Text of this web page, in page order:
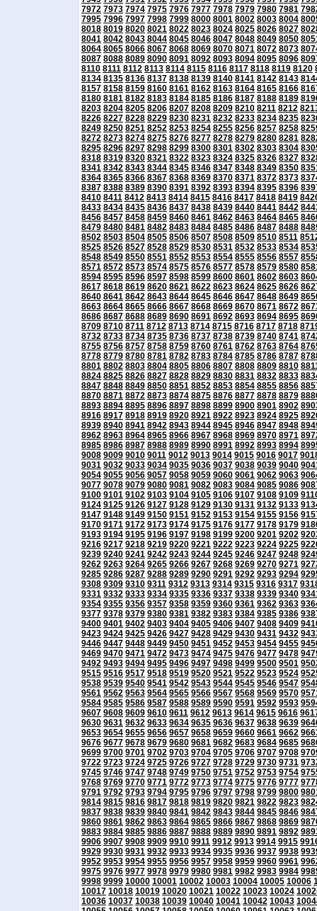
7972 7973 7974 7975 7976 7977 7978 7979 7980 7981
7995 7996 7997 7998 7999 8000 8001 8002 8003 8004
8018 8019 8020 8021 8022 8023 8024 8025 8026 8027
8041 8042 8043 8044 8045 8046 8047 8048 8049 8050
8064 8065 8066 8067 8068 8069 8070 8071 8072 8073
8087 8088 8089 8090 8091 8092 8093 8094 8095 8096
8110 8111 8112 8113 8114 8115 8116 8117 8118 8119 8120
8134 8135 8136 8137 8138 8139 8140 8141 8142 8143
8157 8158 8159 8160 8161 8162 8163 8164 8165 8166
8180 8181 8182 8183 8184 8185 8186 8187 8188 8189
8203 8204 8205 8206 8207 8208 8209 8210 8211 8212
8226 8227 8228 8229 8230 8231 8232 8233 8234 8235
8249 8250 8251 8252 8253 8254 8255 8256 8257 8258
8272 8273 8274 8275 8276 8277 8278 8279 8280 8281
8295 8296 8297 8298 8299 8300 8301 8302 8303 8304
8318 8319 8320 8321 8322 8323 8324 8325 8326 8327
8341 8342 8343 8344 8345 8346 8347 8348 8349 8350
8364 8365 8366 8367 8368 8369 8370 8371 8372 8373
8387 8388 8389 8390 8391 8392 8393 8394 8395 8396
8410 8411 8412 8413 8414 8415 8416 8417 8418 8419
8433 8434 8435 8436 8437 8438 8439 8440 8441 8442
8456 8457 8458 8459 8460 8461 8462 8463 8464 8465
8479 8480 8481 8482 8483 8484 8485 8486 8487 8488
8502 8503 8504 8505 8506 8507 8508 8509 8510 8511
8525 8526 8527 8528 8529 8530 8531 8532 8533 8534
8548 8549 8550 8551 8552 8553 8554 8555 8556 8557
8571 8572 8573 8574 8575 8576 8577 8578 8579 8580
8594 8595 8596 8597 8598 8599 8600 8601 8602 8603
8617 8618 8619 8620 8621 8622 8623 8624 8625 8626
8640 8641 8642 8643 8644 8645 8646 8647 8648 8649
8663 8664 8665 8666 8667 8668 8669 8670 8671 8672
8686 8687 8688 8689 8690 8691 8692 8693 8694 8695
8709 8710 8711 8712 8713 8714 8715 8716 8717 8718
8732 8733 8734 8735 8736 8737 8738 8739 8740 8741
8755 8756 8757 8758 8759 8760 8761 8762 8763 8764
8778 8779 8780 8781 8782 8783 8784 8785 8786 8787
8801 8802 8803 8804 8805 8806 8807 8808 8809 8810
8824 8825 8826 8827 8828 8829 8830 8831 8832 8833
8847 8848 8849 8850 8851 8852 8853 8854 8855 8856
8870 8871 8872 8873 8874 8875 8876 8877 8878 8879
8893 8894 8895 8896 8897 8898 8899 8900 8901 8902
8916 8917 8918 8919 8920 8921 8922 8923 8924 8925
8939 8940 8941 8942 8943 8944 8945 8946 8947 8948
8962 8963 8964 8965 8966 8967 8968 8969 8970 8971
8985 8986 8987 8988 8989 8990 8991 8992 8993 8994
9008 9009 9010 9011 9012 9013 9014 9015 9016 9017
9031 9032 9033 9034 9035 9036 9037 9038 9039 9040
9054 9055 9056 9057 9058 9059 9060 9061 9062 9063
9077 9078 9079 9080 9081 9082 9083 9084 9085 9086
9100 9101 9102 9103 9104 9105 9106 9107 9108 9109
9124 9125 9126 9127 9128 9129 9130 9131 9132 9133
9147 9148 9149 9150 9151 9152 9153 9154 9155 9156
9170 9171 9172 9173 9174 9175 9176 9177 9178 9179
9193 9194 9195 9196 9197 9198 9199 9200 9201 9202
9216 9217 9218 9219 9220 9221 9222 9223 9224 9225
9239 9240 9241 9242 9243 9244 9245 9246 9247 9248
9262 9263 9264 9265 9266 9267 9268 9269 9270 9271
9285 9286 9287 9288 9289 9290 9291 9292 9293 9294
9308 9309 9310 9311 9312 9313 9314 9315 9316 9317
9331 9332 9333 9334 9335 9336 9337 9338 9339 9340
9354 9355 9356 9357 9358 9359 9360 9361 9362 9363
9377 9378 9379 9380 9381 9382 9383 9384 9385 9386
9400 9401 9402 9403 9404 9405 9406 9407 9408 9409
9423 9424 9425 9426 9427 9428 9429 9430 9431 9432
9446 9447 9448 9449 9450 9451 9452 9453 9454 9455
9469 9470 9471 9472 9473 9474 9475 9476 9477 9478
9492 9493 9494 9495 9496 9497 9498 9499 9500 9501
9515 9516 9517 9518 9519 9520 9521 9522 9523 9524
9538 9539 9540 9541 9542 9543 9544 9545 9546 9547
9561 9562 9563 9564 9565 9566 9567 9568 9569 9570
9584 9585 9586 9587 9588 9589 9590 9591 9592 9593
9607 9608 9609 9610 9611 9612 9613 9614 9615 9616
9630 9631 9632 9633 9634 9635 9636 9637 9638 9639
9653 9654 9655 9656 9657 9658 9659 9660 9661 9662
9676 9677 9678 9679 9680 9681 9682 9683 9684 9685
9699 9700 9701 9702 9703 9704 9705 9706 9707 9708
9722 9723 9724 9725 9726 9727 9728 9729 9730 9731
9745 9746 9747 9748 9749 9750 9751 9752 9753 9754
9768 9769 9770 9771 9772 9773 9774 9775 9776 9777
9791 9792 9793 9794 9795 9796 9797 9798 9799 9800
9814 9815 9816 9817 9818 9819 9820 9821 9822 9823
9837 9838 9839 9840 9841 9842 9843 9844 9845 9846
9860 9861 9862 9863 9864 9865 9866 9867 9868 9869
9883 9884 9885 9886 9887 9888 9889 9890 9891 9892
9906 9907 9908 9909 9910 9911 9912 9913 9914 9915
9929 9930 9931 9932 9933 9934 9935 9936 9937 9938
9952 9953 9954 9955 9956 9957 9958 9959 9960 9961
9975 9976 9977 9978 9979 9980 9981 9982 9983 9984
9998 9999 10000 10001 10002 10003 10004 10005 10006
10017 10018 10019 10020 10021 10022 10023 10024
10036 10037 10038 10039 10040 10041 10042 10043